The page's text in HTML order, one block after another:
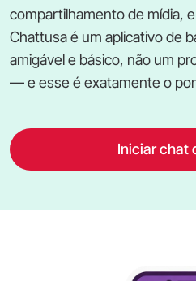
compartilhamento de mídia,
Chattusa é um aplicativo de
amigável e básico, não um
— e esse é exatamente o
Iniciar chat